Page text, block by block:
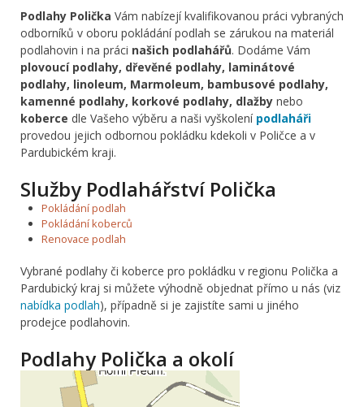
Podlahy Polička Vám nabízejí kvalifikovanou práci vybraných
odborníků v oboru pokládání podlah se zárukou na materiál
podlahovin i na práci našich podlahářů. Dodáme Vám
plovoucí podlahy, dřevěné podlahy, laminátové
podlahy, linoleum, Marmoleum, bambusové podlahy,
kamenné podlahy, korkové podlahy, dlažby nebo
koberce dle Vašeho výběru a naši vyškolení podlaháři
provedou jejich odbornou pokládku kdekoli v Poličce a v
Pardubickém kraji.
Služby Podlahářství Polička
Pokládání podlah
Pokládání koberců
Renovace podlah
Vybrané podlahy či koberce pro pokládku v regionu Polička a
Pardubický kraj si můžete výhodně objednat přímo u nás (viz
nabídka podlah), případně si je zajistíte sami u jiného
prodejce podlahovin.
Podlahy Polička a okolí